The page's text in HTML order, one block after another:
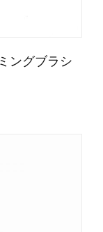
ングブラシ